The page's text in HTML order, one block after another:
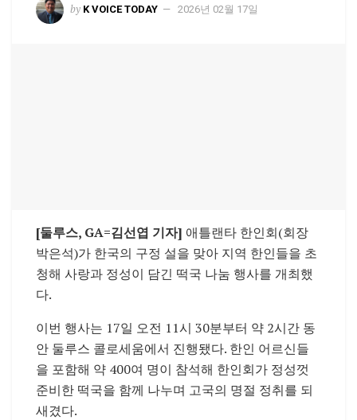
by K VOICE TODAY 2026년 02월 17일
[둘루스, GA=김선엽 기자] 애틀랜타 한인회(회장
박은석)가 한국의 구정 설을 맞아 지역 한인들을 초
청해 사랑과 정성이 담긴 떡국 나눔 행사를 개최했
다.
이번 행사는 17일 오전 11시 30분부터 약 2시간 동
안 둘루스 콜로세움에서 진행됐다. 한인 어르신들
을 포함해 약 400여 명이 참석해 한인회가 정성껏
준비한 떡국을 함께 나누며 고국의 명절 정취를 되
새겼다.